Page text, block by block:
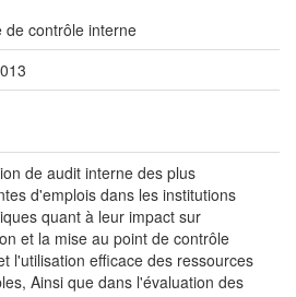
de contrôle interne
de audit interne des plus
d'emplois dans les institutions
quant à leur impact sur
et la mise au point de contrôle
l'utilisation efficace des ressources
Ainsi que dans l'évaluation des